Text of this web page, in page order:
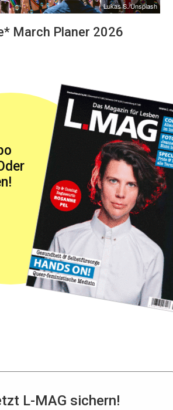
Lukas S./Unsplash
March Planer 2026
L-MAG sichern!